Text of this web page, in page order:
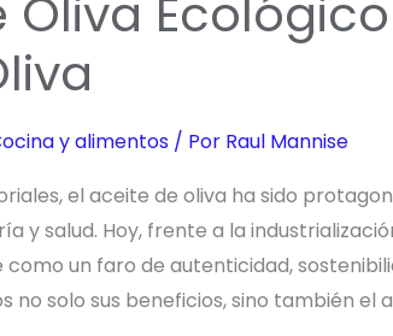
Oliva
y alimentos / Por Raul Mannise
el aceite de oliva ha sido
y salud. Hoy, frente a la
un faro de autenticidad,
no solo sus beneficios, sino también el